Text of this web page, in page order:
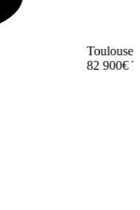
Toulouse
82 900€